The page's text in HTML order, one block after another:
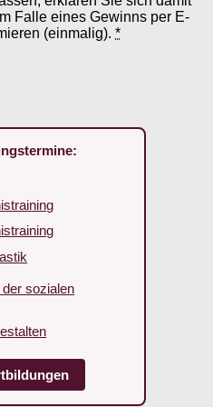
Falle eines Gewinns per E-
(einmalig). *
sozialen